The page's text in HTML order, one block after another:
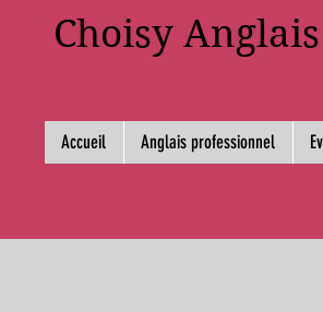
Choisy Anglais
Accueil Anglais professionnel